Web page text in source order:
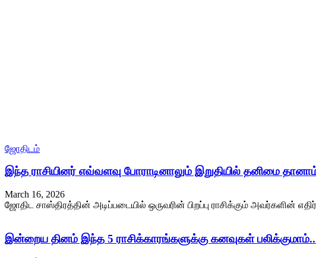
ஜோதிடம்
இந்த ராசியினர் எவ்வளவு போராடினாலும் இறுதியில் தனிமை
March 16, 2026
ஜோதிட சாஸ்திரத்தின் அடிப்படையில் ஒருவரின் பிறப்பு ராசிக்கும் அவர்களின்
இன்றைய தினம் இந்த 5 ராசிக்காரங்களுக்கு கனவுகள்